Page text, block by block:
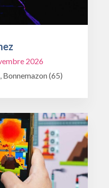
2026
Bonnemazon (65)